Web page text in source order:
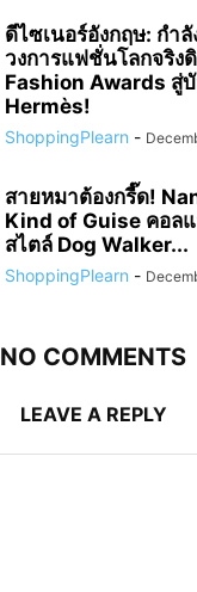
ดีไซเนอร์อังกฤษ: กำ
วงการแฟชั่นโลกจริง
Fashion Awards สู่
Hermès!
ShoppingPlearn -
สายหมาต้องกรี๊ด!
Kind of Guise คอล
สไตล์ Dog Walker...
ShoppingPlearn -
NO COMMENTS
LEAVE A REPLY